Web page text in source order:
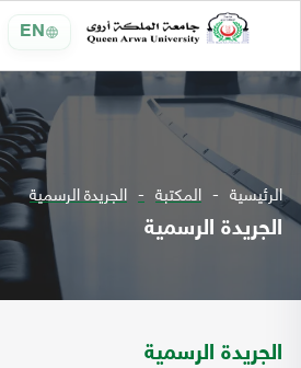
EN
الرئيسية المكتبة الجريدة الرسمية
الجريدة الرسمية
الجريدة الرسمية